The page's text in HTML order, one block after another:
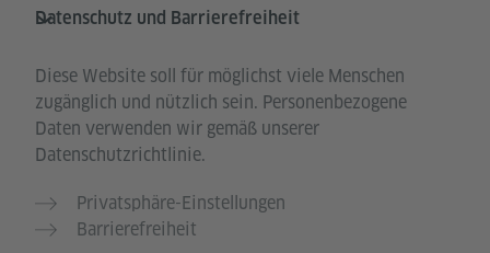
Datenschutz und Barrierefreiheit
Diese Website soll für möglichst viele Menschen
zugänglich und nützlich sein. Personenbezogene
Daten verwenden wir gemäß unserer
Datenschutzrichtlinie.
Privatsphäre-Einstellungen
Barrierefreiheit